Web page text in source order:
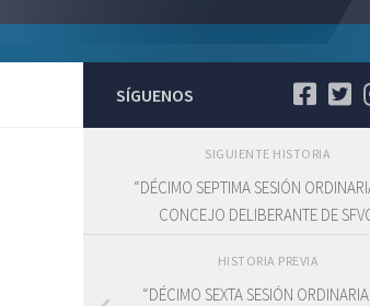
SÍGUENOS
SIGUIENTE HISTORIA
“DÉCIMO SEPTIMA SESIÓN
CONCEJO DELIBERANTE DE
HISTORIA PREVIA
“DÉCIMO SEXTA SESIÓN